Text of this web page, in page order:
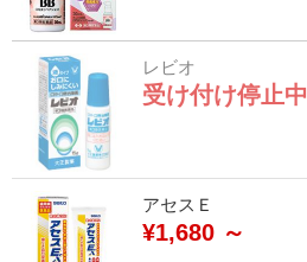
レビオ
受け付け停止中
アセスＥ
¥1,680 ～